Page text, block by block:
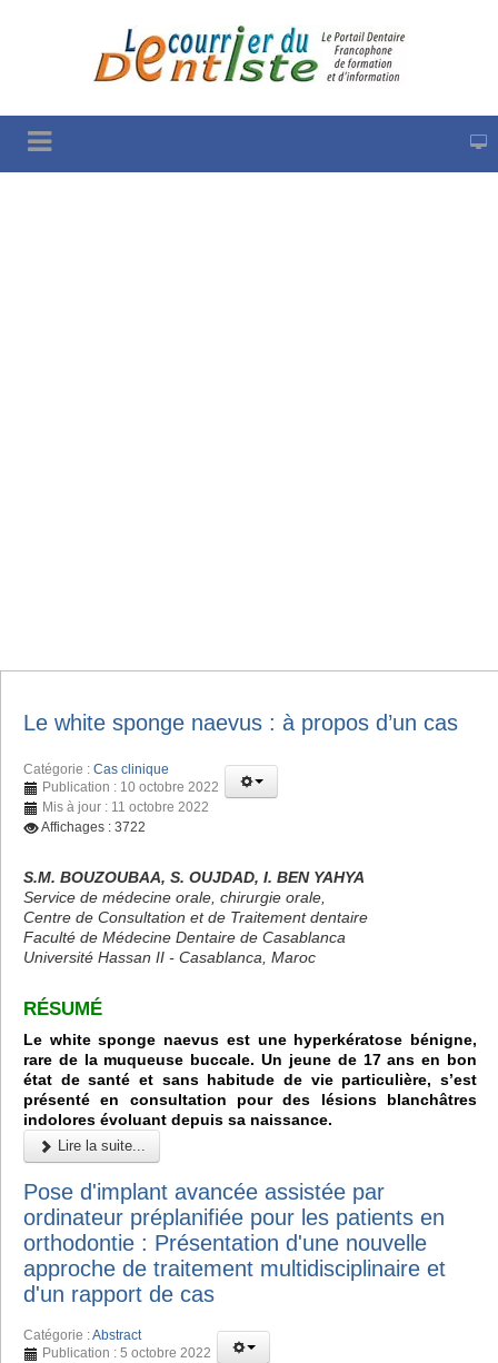
Le white sponge naevus : à propos d’un cas
Catégorie : Cas clinique
Publication : 10 octobre 2022
Mis à jour : 11 octobre 2022
Affichages : 3722
S.M. BOUZOUBAA, S. OUJDAD, I. BEN YAHYA
Service de médecine orale, chirurgie orale,
Centre de Consultation et de Traitement dentaire
Faculté de Médecine Dentaire de Casablanca
Université Hassan II - Casablanca, Maroc
RÉSUMÉ
Le white sponge naevus est une hyperkératose bénigne,
rare de la muqueuse buccale. Un jeune de 17 ans en bon
état de santé et sans habitude de vie particulière, s’est
présenté en consultation pour des lésions blanchâtres
indolores évoluant depuis sa naissance.
Lire la suite...
Pose d'implant avancée assistée par
ordinateur préplanifiée pour les patients en
orthodontie : Présentation d'une nouvelle
approche de traitement multidisciplinaire et
d'un rapport de cas
Catégorie :Abstract
Publication : 5 octobre 2022